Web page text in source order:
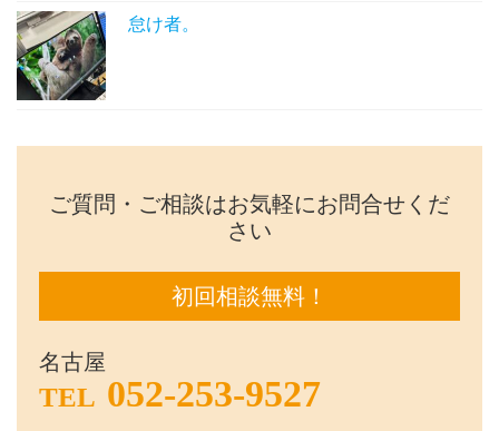
怠け者。
ご質問・ご相談はお気軽にお問合せくだ
さい
初回相談無料！
名古屋
TEL 052-253-9527